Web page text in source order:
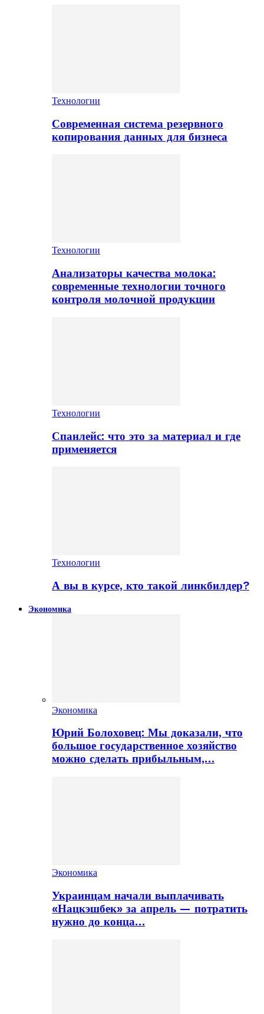
Технологии
Современная система резервного
копирования данных для бизнеса
Технологии
Анализаторы качества молока:
современные технологии точного
контроля молочной продукции
Технологии
Спанлейс: что это за материал и где
применяется
Технологии
А вы в курсе, кто такой линкбилдер?
Экономика
Экономика
Юрий Болоховец: Мы доказали, что
большое государственное хозяйство
можно сделать прибыльным,…
Экономика
Украинцам начали выплачивать
«Нацкэшбек» за апрель — потратить
нужно до конца…